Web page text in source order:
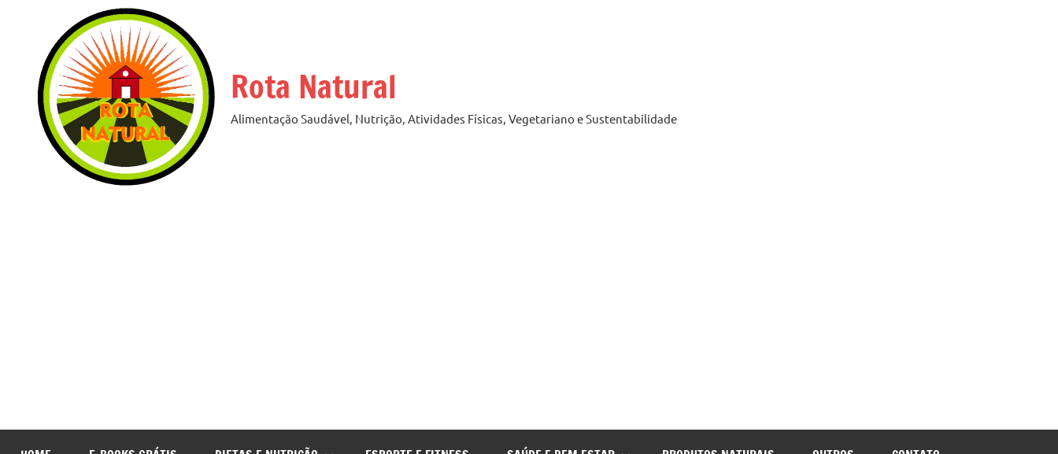
conteúdo
Rota Natural
Alimentação Saudável, Nutrição, Atividades Físicas, Vegetariano e Sustentabilidade